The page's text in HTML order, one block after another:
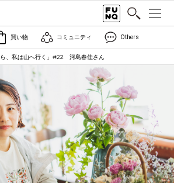
買い物 コミュニティ Others
ら、私は山へ行く」#22 河島春佳さん